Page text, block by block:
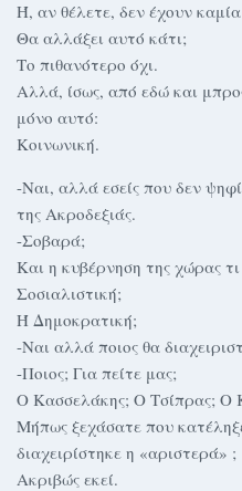
Ή, αν θέλετε, δεν έχουν
Θα αλλάξει αυτό κάτι;
Το πιθανότερο όχι.
Αλλά, ίσως, από εδώ και
μόνο αυτό:
Κοινωνική.
-Ναι, αλλά εσείς που δεν
της Ακροδεξιάς.
-Σοβαρά;
Και η κυβέρνηση της χώρας τι
Σοσιαλιστική;
Ή Δημοκρατική;
-Ναι αλλά ποιος θα
-Ποιος; Για πείτε μας;
Ο Κασσελάκης; Ο Τσίπρας; Ο
Μήπως ξεχάσατε που
διαχειρίστηκε η «αριστερά» ;
Ακριβώς εκεί.